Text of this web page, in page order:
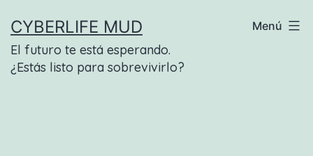
contenido
CYBERLIFE MUD
El futuro te está esperando.
¿Estás listo para sobrevivirlo?
Menú